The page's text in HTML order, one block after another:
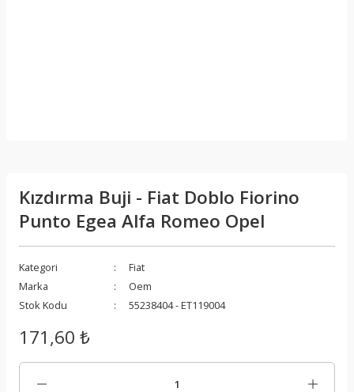
Kızdırma Buji - Fiat Doblo Fiorino
Punto Egea Alfa Romeo Opel
Kategori
Fiat
Marka
Oem
Stok Kodu
55238404 - ET119004
171,60 ₺